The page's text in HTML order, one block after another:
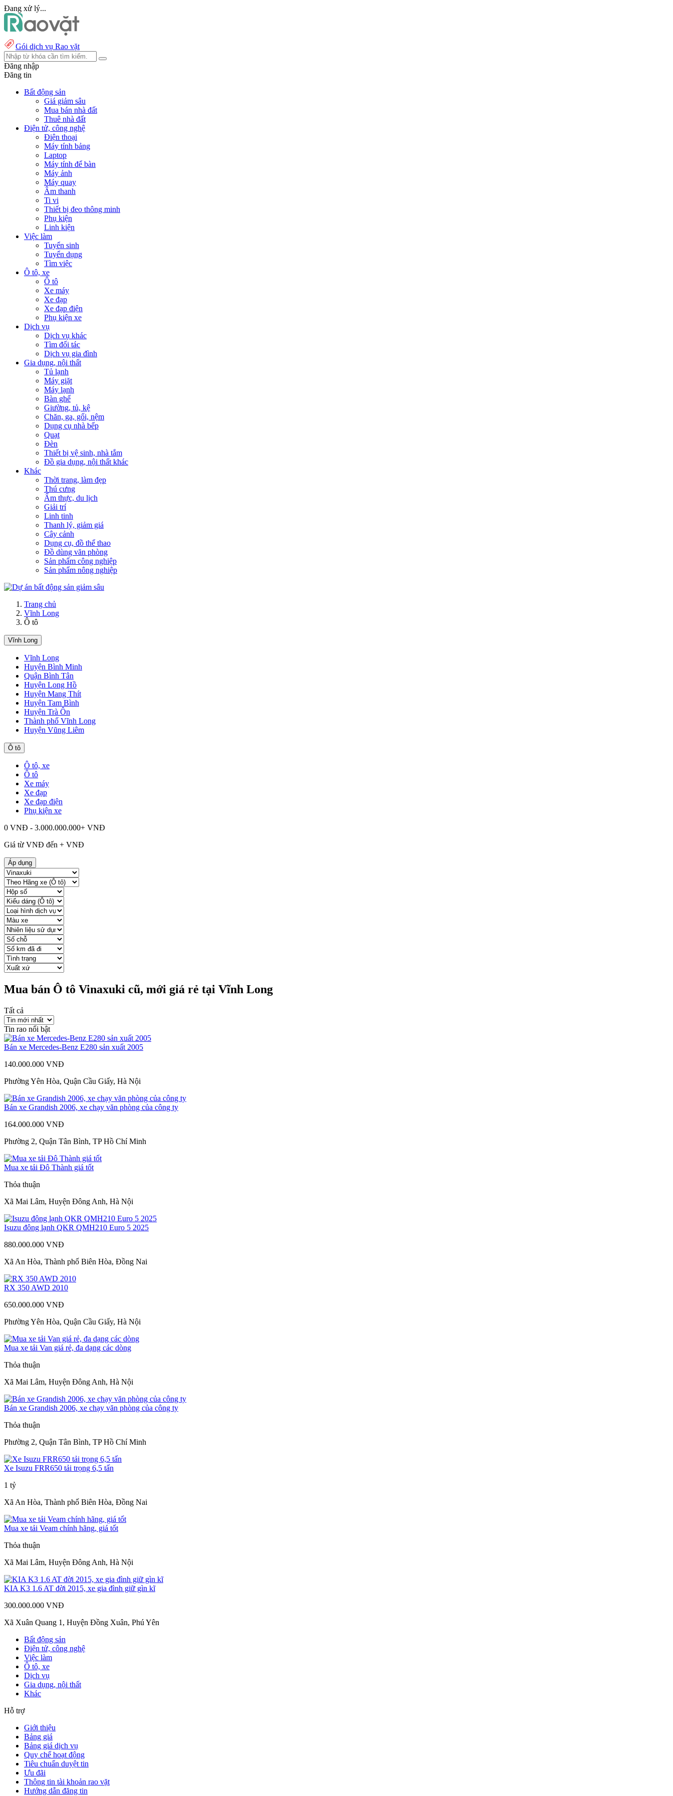
Đang xử lý...
Gói dịch vụ Rao vặt
Đăng nhập
Đăng tin
Bất động sản
Giá giảm sâu
Mua bán nhà đất
Thuê nhà đất
Điện tử, công nghệ
Điện thoại
Máy tính bảng
Laptop
Máy tính để bàn
Máy ảnh
Máy quay
Âm thanh
Ti vi
Thiết bị đeo thông minh
Phụ kiện
Linh kiện
Việc làm
Tuyển sinh
Tuyển dụng
Tìm việc
Ô tô, xe
Ô tô
Xe máy
Xe đạp
Xe đạp điện
Phụ kiện xe
Dịch vụ
Dịch vụ khác
Tìm đối tác
Dịch vụ gia đình
Gia dụng, nội thất
Tủ lạnh
Máy giặt
Máy lạnh
Bàn ghế
Giường, tủ, kệ
Chăn, ga, gối, nệm
Dụng cụ nhà bếp
Quạt
Đèn
Thiết bị vệ sinh, nhà tắm
Đồ gia dụng, nội thất khác
Khác
Thời trang, làm đẹp
Thú cưng
Ẩm thực, du lịch
Giải trí
Linh tinh
Thanh lý, giảm giá
Cây cảnh
Dụng cụ, đồ thể thao
Đồ dùng văn phòng
Sản phẩm công nghiệp
Sản phẩm nông nghiệp
Trang chủ
Vĩnh Long
Ô tô
Vĩnh Long
Vĩnh Long
Huyện Bình Minh
Quận Bình Tân
Huyện Long Hồ
Huyện Mang Thít
Huyện Tam Bình
Huyện Trà Ôn
Thành phố Vĩnh Long
Huyện Vũng Liêm
Ô tô
Ô tô, xe
Ô tô
Xe máy
Xe đạp
Xe đạp điện
Phụ kiện xe
0 VNĐ - 3.000.000.000+ VNĐ
Giá từ VNĐ đến + VNĐ
Áp dụng
Mua bán Ô tô Vinaxuki cũ, mới giá rẻ tại Vĩnh Long
Tất cả
Tin rao nổi bật
Bán xe Mercedes-Benz E280 sản xuất 2005
140.000.000 VNĐ
Phường Yên Hòa, Quận Cầu Giấy, Hà Nội
Bán xe Grandish 2006, xe chạy văn phòng của công ty
164.000.000 VNĐ
Phường 2, Quận Tân Bình, TP Hồ Chí Minh
Mua xe tải Đô Thành giá tốt
Thỏa thuận
Xã Mai Lâm, Huyện Đông Anh, Hà Nội
Isuzu đông lạnh QKR QMH210 Euro 5 2025
880.000.000 VNĐ
Xã An Hòa, Thành phố Biên Hòa, Đồng Nai
RX 350 AWD 2010
650.000.000 VNĐ
Phường Yên Hòa, Quận Cầu Giấy, Hà Nội
Mua xe tải Van giá rẻ, đa dạng các dòng
Thỏa thuận
Xã Mai Lâm, Huyện Đông Anh, Hà Nội
Bán xe Grandish 2006, xe chạy văn phòng của công ty
Thỏa thuận
Phường 2, Quận Tân Bình, TP Hồ Chí Minh
Xe Isuzu FRR650 tải trọng 6,5 tấn
1 tỷ
Xã An Hòa, Thành phố Biên Hòa, Đồng Nai
Mua xe tải Veam chính hãng, giá tốt
Thỏa thuận
Xã Mai Lâm, Huyện Đông Anh, Hà Nội
KIA K3 1.6 AT đời 2015, xe gia đình giữ gìn kĩ
300.000.000 VNĐ
Xã Xuân Quang 1, Huyện Đồng Xuân, Phú Yên
Bất động sản
Điện tử, công nghệ
Việc làm
Ô tô, xe
Dịch vụ
Gia dụng, nội thất
Khác
Hỗ trợ
Giới thiệu
Bảng giá
Bảng giá dịch vụ
Quy chế hoạt động
Tiêu chuẩn duyệt tin
Ưu đãi
Thông tin tài khoản rao vặt
Hướng dẫn đăng tin